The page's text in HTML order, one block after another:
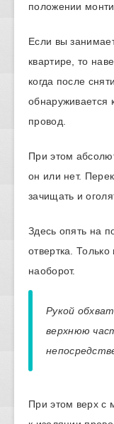
положении
Если вы
квартире, то
когда после
обнаруживается
провод.
При этом
он или нет.
зачищать и
Здесь опять на
отвертка.
наоборот.
Рукой
верхнюю
При этом верх с